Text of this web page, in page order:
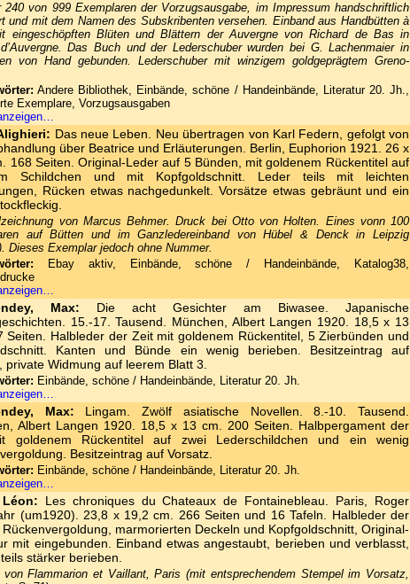
240 von 999 Exemplaren der Vorzugsausgabe, im Impressum handschriftlich
und mit dem Namen des Subskribenten versehen. Einband aus Handbütten à
eingeschöpften Blüten und Blättern der Auvergne von Richard de Bas in
Das Buch und der Lederschuber wurden bei G. Lachenmaier in
von Hand gebunden. Lederschuber mit winzigem goldgeprägtem Greno-
Andere Bibliothek, Einbände, schöne / Handeinbände, Literatur 20. Jh.,
Exemplare, Vorzugsausgaben
Das neue Leben. Neu übertragen von Karl Federn, gefolgt von
über Beatrice und Erläuterungen. Berlin, Euphorion 1921. 26 x
168 Seiten. Original-Leder auf 5 Bünden, mit goldenem Rückentitel auf
Schildchen und mit Kopfgoldschnitt. Leder teils mit leichten
Rücken etwas nachgedunkelt. Vorsätze etwas gebräunt und ein
von Marcus Behmer. Druck bei Otto von Holten. Eines vonn 100
auf Bütten und im Ganzledereinband von Hübel & Denck in Leipzig
Dieses Exemplar jedoch ohne Nummer.
Ebay aktiv, Einbände, schöne / Handeinbände, Katalog38,
Max: Die acht Gesichter am Biwasee. Japanische
15.-17. Tausend. München, Albert Langen 1920. 18,5 x 13
Seiten. Halbleder der Zeit mit goldenem Rückentitel, 5 Zierbünden und
Kanten und Bünde ein wenig berieben. Besitzeintrag auf
private Widmung auf leerem Blatt 3.
Einbände, schöne / Handeinbände, Literatur 20. Jh.
Max: Lingam. Zwölf asiatische Novellen. 8.-10. Tausend.
Albert Langen 1920. 18,5 x 13 cm. 200 Seiten. Halbpergament der
goldenem Rückentitel auf zwei Lederschildchen und ein wenig
Besitzeintrag auf Vorsatz.
Einbände, schöne / Handeinbände, Literatur 20. Jh.
Les chroniques du Chateaux de Fontainebleau. Paris, Roger
(um1920). 23,8 x 19,2 cm. 266 Seiten und 16 Tafeln. Halbleder der
marmorierten Deckeln und Kopfgoldschnitt, Original-
mit eingebunden. Einband etwas angestaubt, berieben und verblasst,
stärker berieben.
von Flammarion et Vaillant, Paris (mit entsprechendem Stempel im Vorsatz,